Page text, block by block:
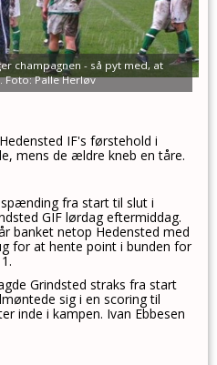
champagnen - så pyt med, at
Palle Herløv
IF's førstehold i
mens de ældre kneb en tåre.
fra start til slut i
GIF lørdag eftermiddag.
banket netop Hedensted med
for at hente point i bunden for
Grindsted straks fra start
sig i en scoring til
inde i kampen. Ivan Ebbesen